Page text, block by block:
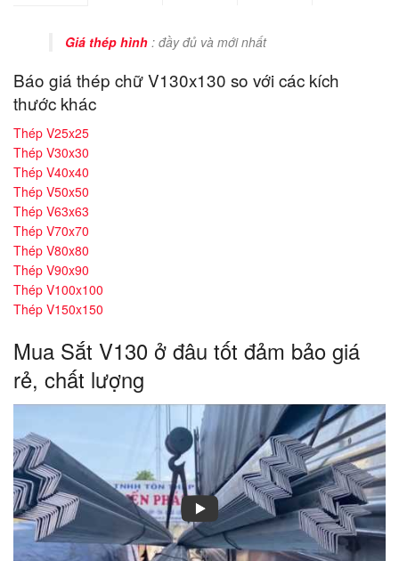
Giá thép hình : đầy đủ và mới nhất
Báo giá thép chữ V130x130 so với các kích
thước khác
Thép V25x25
Thép V30x30
Thép V40x40
Thép V50x50
Thép V63x63
Thép V70x70
Thép V80x80
Thép V90x90
Thép V100x100
Thép V150x150
Mua Sắt V130 ở đâu tốt đảm bảo giá
rẻ, chất lượng